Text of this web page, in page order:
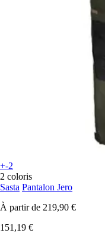
+-2
2 coloris
Sasta Pantalon Jero
À partir de 219,90 €
151,19 €